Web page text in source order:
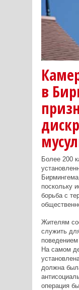
в
Более 200
поскольку
борьба с
Жителям
служить
На самом
должна
операция